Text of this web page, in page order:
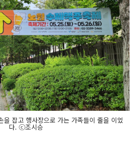
을 잡고 행사장으로 가는 가족들이 줄을 이었
다. ⓒ조시승